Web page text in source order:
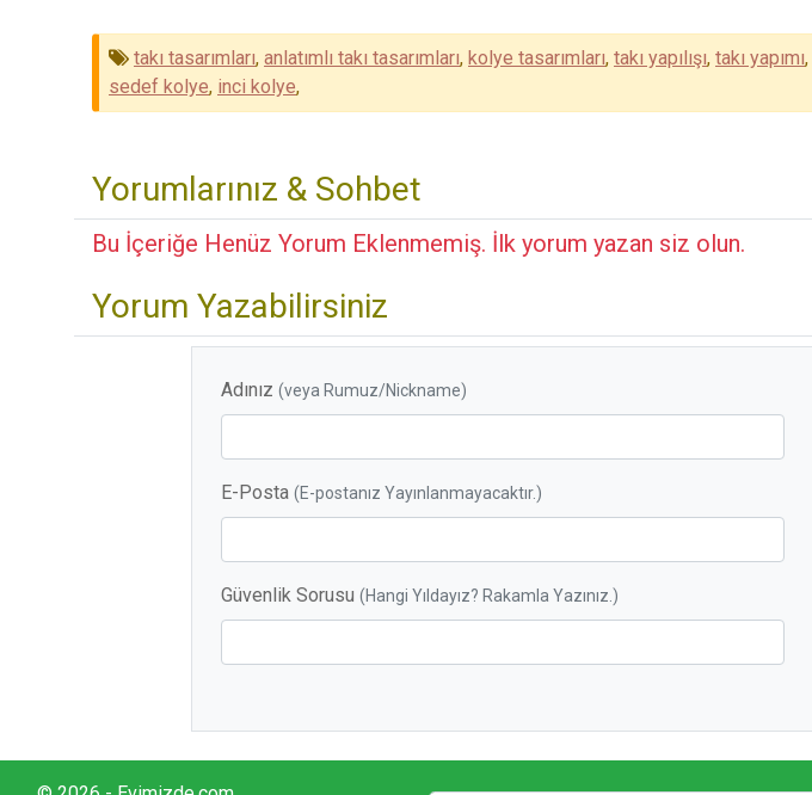
takı tasarımları, anlatımlı takı tasarımları, kolye tasarımları, takı yapılışı, takı yapımı,
sedef kolye, inci kolye,
Yorumlarınız & Sohbet
Bu İçeriğe Henüz Yorum Eklenmemiş. İlk yorum yazan siz olun.
Yorum Yazabilirsiniz
Adınız (veya Rumuz/Nickname)
E-Posta (E-postanız Yayınlanmayacaktır.)
Güvenlik Sorusu (Hangi Yıldayız? Rakamla Yazınız.)